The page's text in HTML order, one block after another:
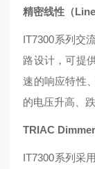
精密线性（
IT7300系列交
路设计，可提
速的响应特性
的电压升高、
TRIAC
IT7300系列采